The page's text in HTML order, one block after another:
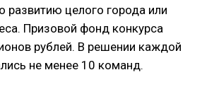
развитию целого города или
Призовой фонд конкурса
рублей. В решении каждой
не менее 10 команд.